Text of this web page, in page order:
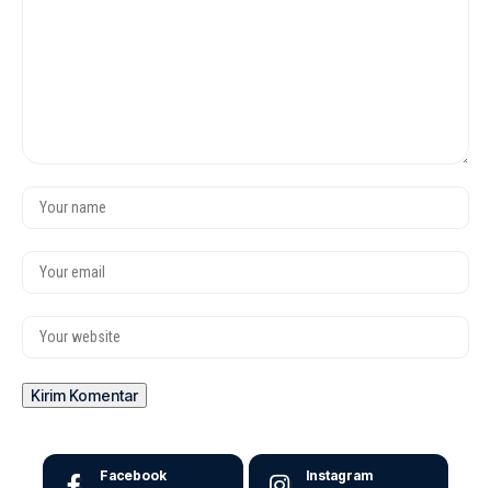
Facebook Instagram